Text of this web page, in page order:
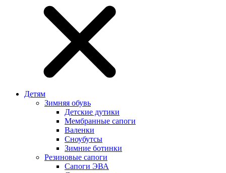
Детям
Зимняя обувь
Детские дутики
Мембранные сапоги
Валенки
Сноубутсы
Зимние ботинки
Резиновые сапоги
Сапоги ЭВА